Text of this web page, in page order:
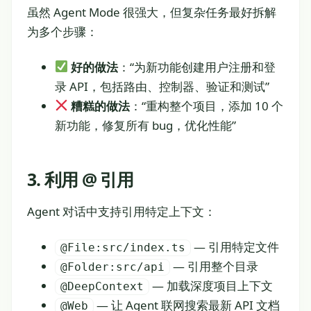
虽然 Agent Mode 很强大，但复杂任务最好拆解
为多个步骤：
好的做法：“为新功能创建用户注册和登
录 API，包括路由、控制器、验证和测试”
糟糕的做法：“重构整个项目，添加 10 个
新功能，修复所有 bug，优化性能”
3. 利用 @ 引用
Agent 对话中支持引用特定上下文：
@File:src/index.ts — 引用特定文件
@Folder:src/api — 引用整个目录
@DeepContext — 加载深度项目上下文
@Web — 让 Agent 联网搜索最新 API 文档